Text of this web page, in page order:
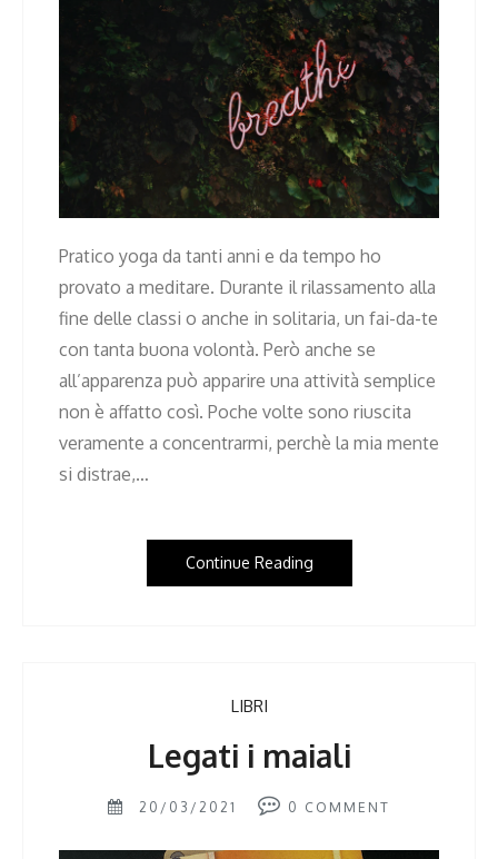
Pratico yoga da tanti anni e da tempo ho
provato a meditare. Durante il rilassamento alla
fine delle classi o anche in solitaria, un fai-da-te
con tanta buona volontà. Però anche se
all’apparenza può apparire una attività semplice
non è affatto così. Poche volte sono riuscita
veramente a concentrarmi, perchè la mia mente
si distrae,…
Continue Reading
LIBRI
Legati i maiali
20/03/2021 0 COMMENT